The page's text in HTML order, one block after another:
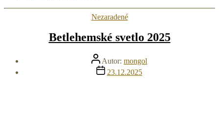
Kategórie
Nezaradené
Betlehemské svetlo 2025
Autor
článku
Autor: mongol
Dátum
článku
23.12.2025